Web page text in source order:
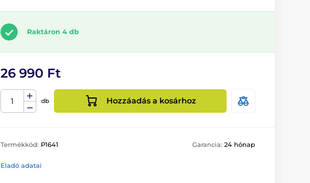
Raktáron 4 db
26 990 Ft
db Hozzáadás a kosárhoz
Termékkód: P1641 Garancia: 24 hónap
Eladó adatai